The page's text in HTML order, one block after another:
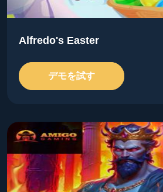
Alfredo's Easter
デモを試す